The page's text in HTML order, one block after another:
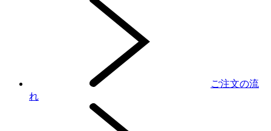
ご注文の流
れ